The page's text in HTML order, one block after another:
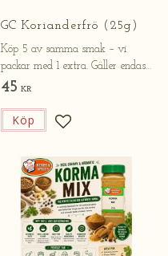
GC Korianderfrö (25g)
Köp 5 av samma smak – vi
packar med 1 extra. Gäller endast
online.
45 KR
Lägg till i
Köp